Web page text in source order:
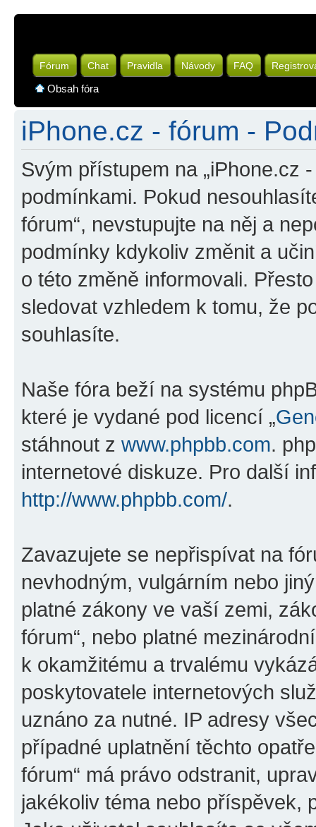
Fórum Chat Pravidla Návody FAQ
Obsah fóra
iPhone.cz - fórum -
Svým přístupem na „iPhone.cz
podmínkami. Pokud
fórum“, nevstupujte na něj a
podmínky kdykoliv změnit a
o této změně informovali.
sledovat vzhledem k tomu, že
souhlasíte.
Naše fóra beží na systému
které je vydané pod licencí „
stáhnout z www.phpbb.com.
internetové diskuze. Pro další
http://www.phpbb.com/.
Zavazujete se nepřispívat na
nevhodným, vulgárním nebo
platné zákony ve vaší zemi,
fórum“, nebo platné
k okamžitému a trvalému
poskytovatele internetových
uznáno za nutné. IP adresy
případné uplatnění těchto
fórum“ má právo odstranit,
jakékoliv téma nebo příspěvek,